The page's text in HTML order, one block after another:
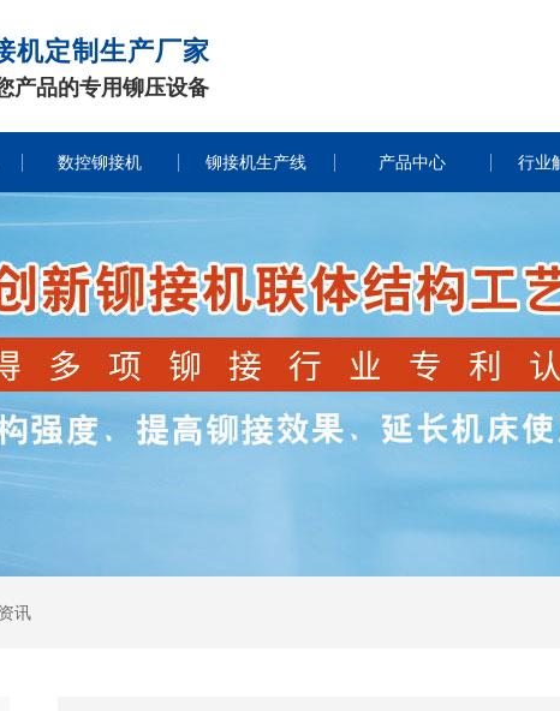
机定制生产厂家
产品的专用铆压设备
数控铆接机 铆接机生产线 产品中心 行业
讯